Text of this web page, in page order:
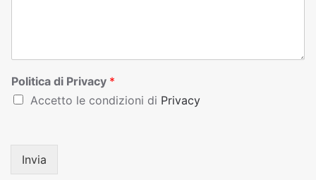
Politica di Privacy *
Accetto le condizioni di Privacy
Invia